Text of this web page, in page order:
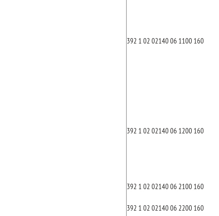
392 1 02 02140 06 1100 160
392 1 02 02140 06 1200 160
392 1 02 02140 06 2100 160
392 1 02 02140 06 2200 160